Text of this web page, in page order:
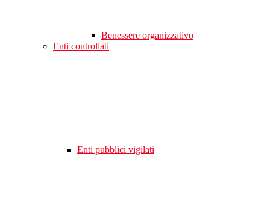
Benessere organizzativo
Enti controllati
Enti pubblici vigilati